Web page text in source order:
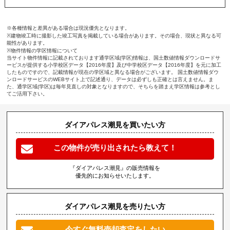
※各種情報と差異がある場合は現況優先となります。
※建物竣工時に撮影した竣工写真を掲載している場合があります。その場合、現状と異なる可
能性があります。
※物件情報の学区情報について
当サイト物件情報に記載されております通学区域(学区)情報は、国土数値情報ダウンロードサ
ービスが提供する小学校区データ【2016年度】及び中学校区データ【2016年度】を元に加工
したものですので、記載情報が現在の学区域と異なる場合がございます。 国土数値情報ダウ
ンロードサービスのWEBサイト上で記述通り、データは必ずしも正確とは言えません。ま
た、通学区域(学区)は毎年見直しの対象となりますので、そちらを踏まえ学区情報は参考とし
てご活用下さい。
ダイアパレス潮見を買いたい方
この物件が売り出されたら教えて！
『ダイアパレス潮見』の販売情報を
優先的にお知らせいたします。
ダイアパレス潮見を売りたい方